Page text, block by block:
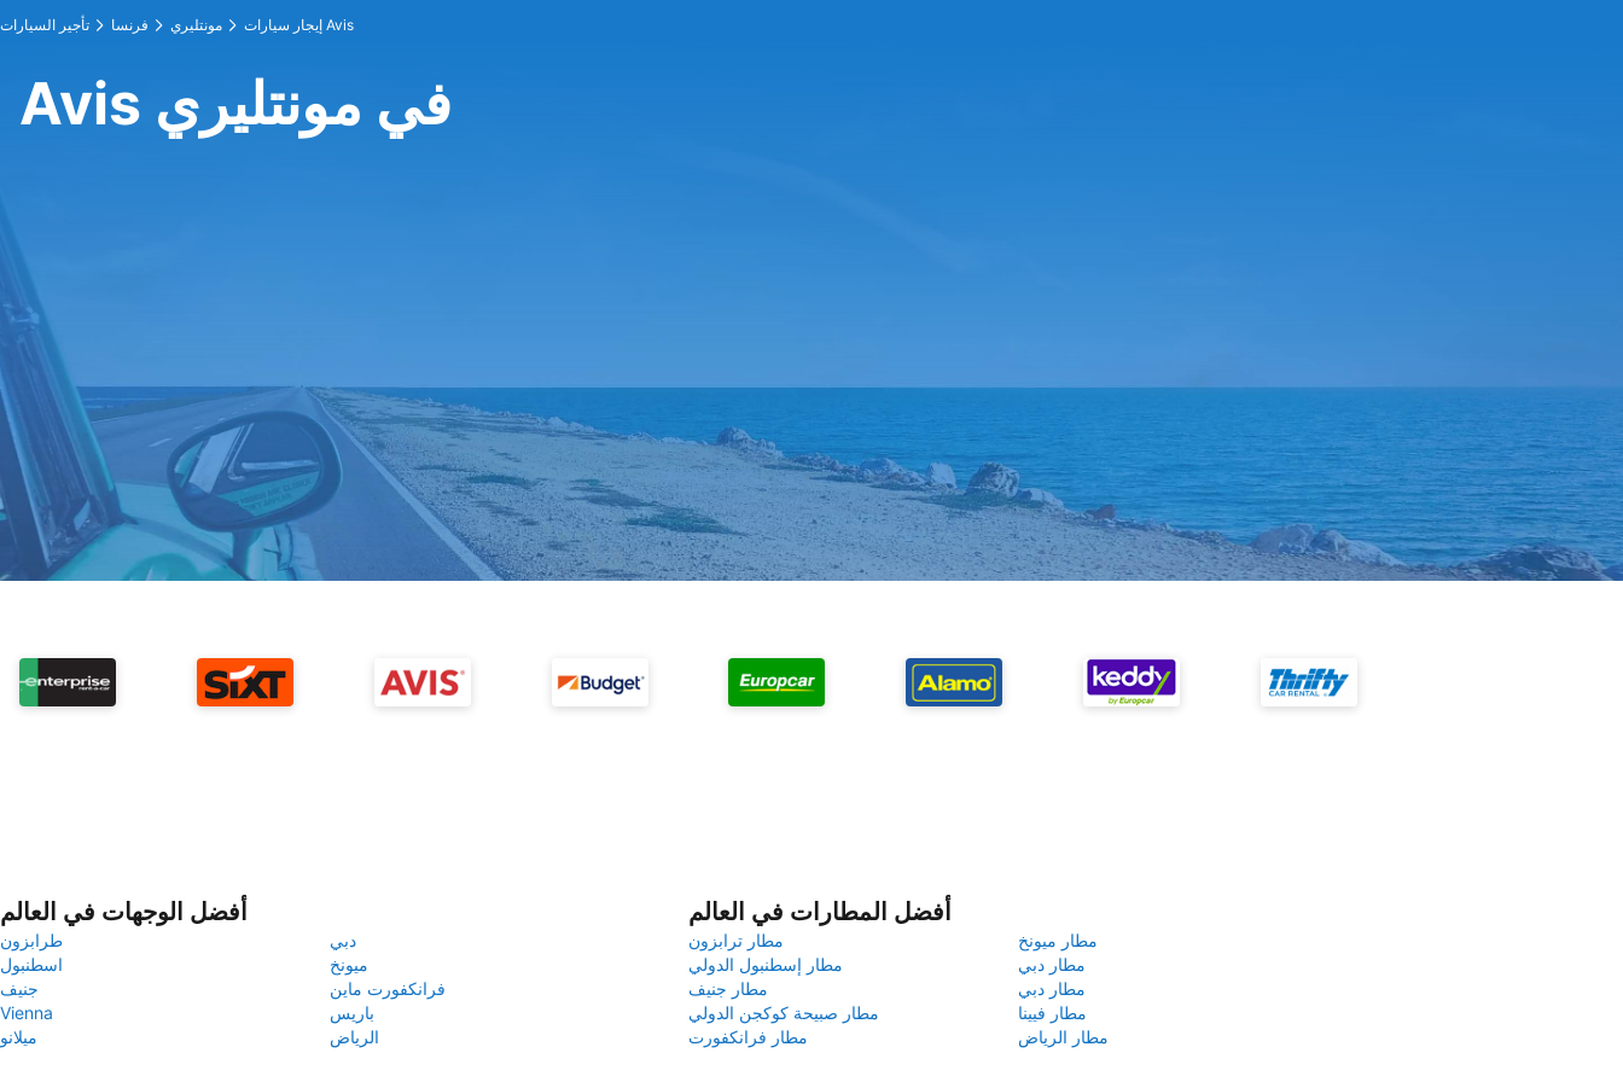
تأجير السيارات فرنسا مونتليري إيجار سيارات Avis
Avis في مونتليري
أفضل الوجهات في العالم
طرابزون
دبي
اسطنبول
ميونخ
جنيف
فرانكفورت ماين
Vienna
باريس
ميلانو
الرياض
أفضل المطارات في العالم
مطار ترابزون
مطار ميونخ
مطار إسطنبول الدولي
مطار دبي
مطار جنيف
مطار دبي
مطار صبيحة كوكجن الدولي
مطار فيينا
مطار فرانكفورت
مطار الرياض